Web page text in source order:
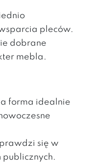
pleców.
dobrane
mebla.
forma idealnie
się w
publicznych.